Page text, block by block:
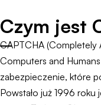
Czym jest
CAPTCHA
Computers and
zabezpieczenie, które
Powstało już 1996